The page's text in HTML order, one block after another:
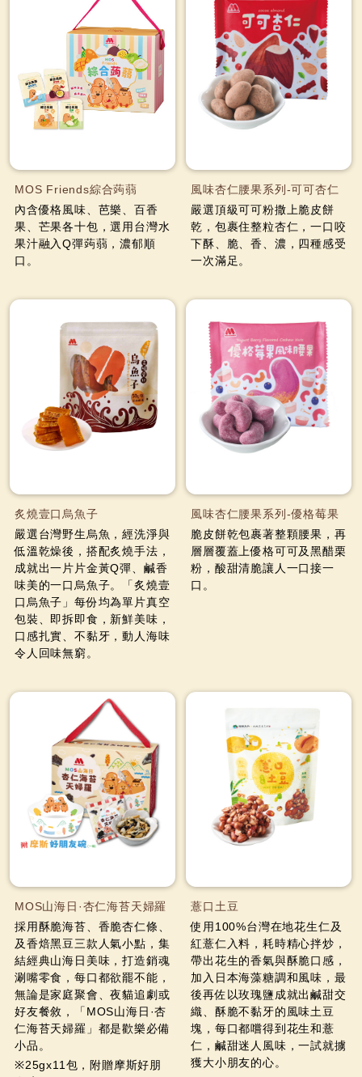
MOS Friends綜合蒟蒻
內含優格風味、芭樂、百香
果、芒果各十包，選用台灣水
果汁融入Q彈蒟蒻，濃郁順
口。
風味杏仁腰果系列-可可杏仁
嚴選頂級可可粉撒上脆皮餅
乾，包裹住整粒杏仁，一口咬
下酥、脆、香、濃，四種感受
一次滿足。
炙燒壹口烏魚子
嚴選台灣野生烏魚，經洗淨與
低溫乾燥後，搭配炙燒手法，
成就出一片片金黃Q彈、鹹香
味美的一口烏魚子。「炙燒壹
口烏魚子」每份均為單片真空
包裝、即拆即食，新鮮美味，
口感扎實、不黏牙，動人海味
令人回味無窮。
風味杏仁腰果系列-優格莓果
脆皮餅乾包裹著整顆腰果，再
層層覆蓋上優格可可及黑醋栗
粉，酸甜清脆讓人一口接一
口。
MOS山海日·杏仁海苔天婦羅
採用酥脆海苔、香脆杏仁條、
及香焙黑豆三款人氣小點，集
結經典山海日美味，打造銷魂
涮嘴零食，每口都欲罷不能，
無論是家庭聚會、夜貓追劇或
好友餐敘，「MOS山海日·杏
仁海苔天婦羅」都是歡樂必備
小品。
※25gx11包，附贈摩斯好朋
薏口土豆
使用100%台灣在地花生仁及
紅薏仁入料，耗時精心拌炒，
帶出花生的香氣與酥脆口感，
加入日本海藻糖調和風味，最
後再佐以玫瑰鹽成就出鹹甜交
織、酥脆不黏牙的風味土豆
塊，每口都嚐得到花生和薏
仁，鹹甜迷人風味，一試就擄
獲大小朋友的心。